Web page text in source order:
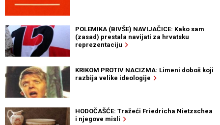
POLEMIKA (BIVŠE) NAVIJAČICE: Kako sam
(zasad) prestala navijati za hrvatsku
reprezentaciju
KRIKOM PROTIV NACIZMA: Limeni doboš koji
razbija velike ideologije
HODOČAŠĆE: Tražeći Friedricha Nietzschea
i njegove misli